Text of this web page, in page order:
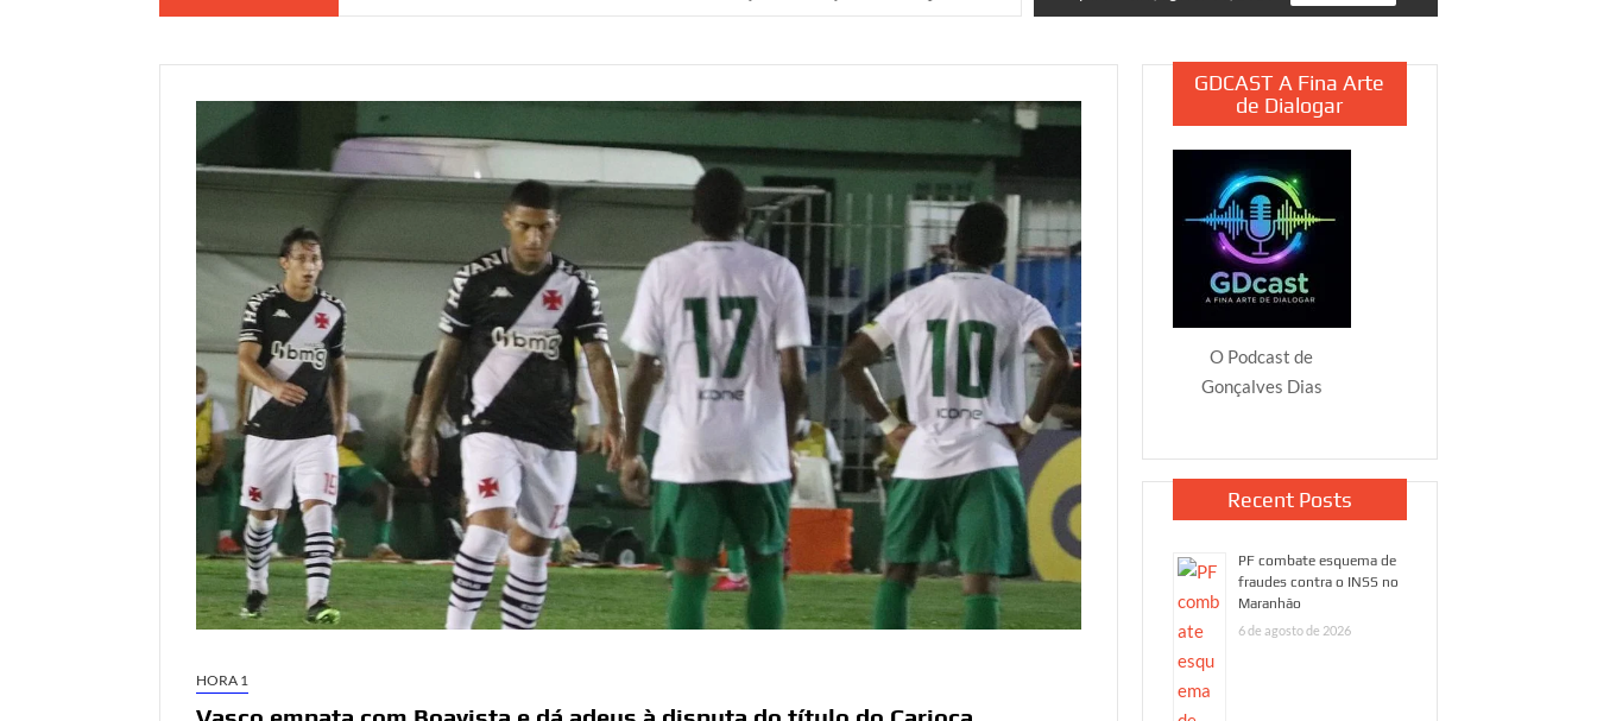
HORA 1
GDCAST A Fina Arte
de Dialogar
O Podcast de
Gonçalves Dias
Recent Posts
PF combate esquema de
fraudes contra o INSS no
Maranhão
6 de agosto de 2026